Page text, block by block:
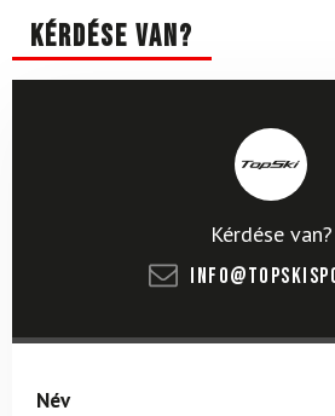
Kérdése van?
Kérdése van?
Név